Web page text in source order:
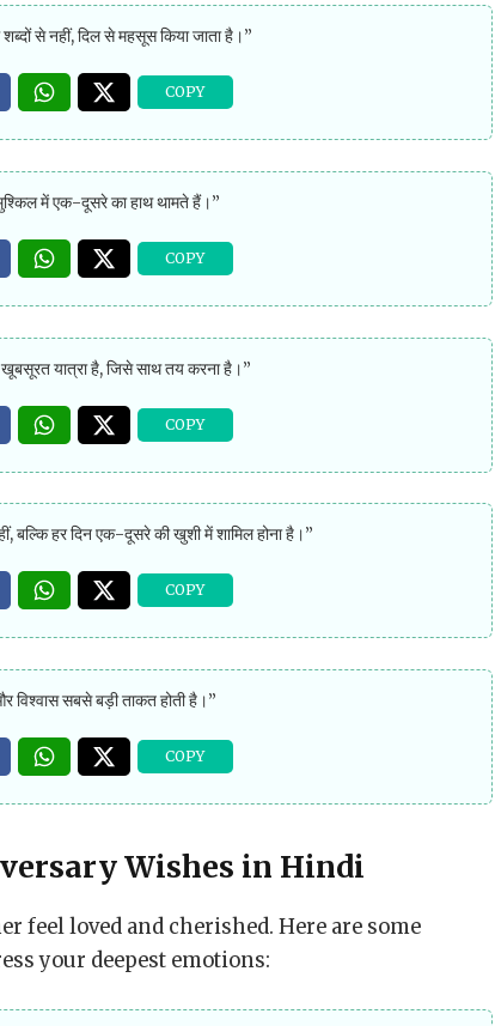
शब्दों से नहीं, दिल से महसूस किया जाता है।”
में एक-दूसरे का हाथ थामते हैं।”
यात्रा है, जिसे साथ तय करना है।”
बल्कि हर दिन एक-दूसरे की खुशी में शामिल होना है।”
विश्वास सबसे बड़ी ताकत होती है।”
Wishes in Hindi
feel loved and cherished. Here are some
your deepest emotions: